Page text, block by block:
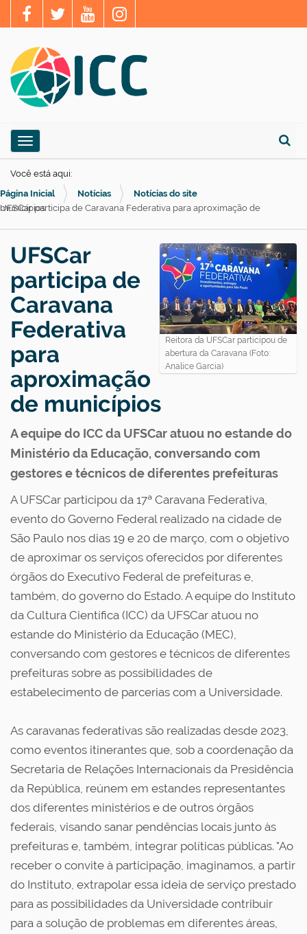
Busca
e
g
a
Toggle navigation
Você está aqui:
Página Inicial
Notícias
Notícias do site
UFSCar participa de Caravana Federativa para aproximação de municípios
Reitora da UFSCar participou de
abertura da Caravana (Foto:
Analice Garcia)
UFSCar
participa de
Caravana
Federativa
para
aproximação
de municípios
A equipe do ICC da UFSCar atuou no estande do
Ministério da Educação, conversando com
gestores e técnicos de diferentes prefeituras
A UFSCar participou da 17ª Caravana Federativa,
evento do Governo Federal realizado na cidade de
São Paulo nos dias 19 e 20 de março, com o objetivo
de aproximar os serviços oferecidos por diferentes
órgãos do Executivo Federal de prefeituras e,
também, do governo do Estado. A equipe do Instituto
da Cultura Científica (ICC) da UFSCar atuou no
estande do Ministério da Educação (MEC),
conversando com gestores e técnicos de diferentes
prefeituras sobre as possibilidades de
estabelecimento de parcerias com a Universidade.
As caravanas federativas são realizadas desde 2023,
como eventos itinerantes que, sob a coordenação da
Secretaria de Relações Internacionais da Presidência
da República, reúnem em estandes representantes
dos diferentes ministérios e de outros órgãos
federais, visando sanar pendências locais junto às
prefeituras e, também, integrar políticas públicas. "Ao
receber o convite à participação, imaginamos, a partir
do Instituto, extrapolar essa ideia de serviço prestado
para as possibilidades da Universidade contribuir
para a solução de problemas em diferentes áreas,